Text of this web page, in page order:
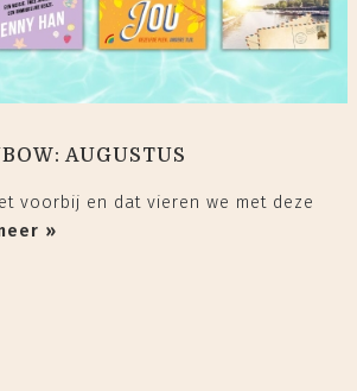
AUGUSTUS
voorbij en dat vieren we met deze
»